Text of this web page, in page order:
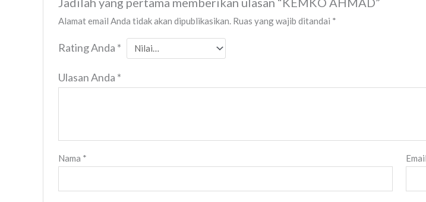
Alamat email Anda tidak akan dipublikasikan. Ruas yang wajib ditandai *
Rating Anda *
Ulasan Anda *
Nama * Email